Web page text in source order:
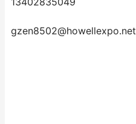
gzen8502@howellexpo.net